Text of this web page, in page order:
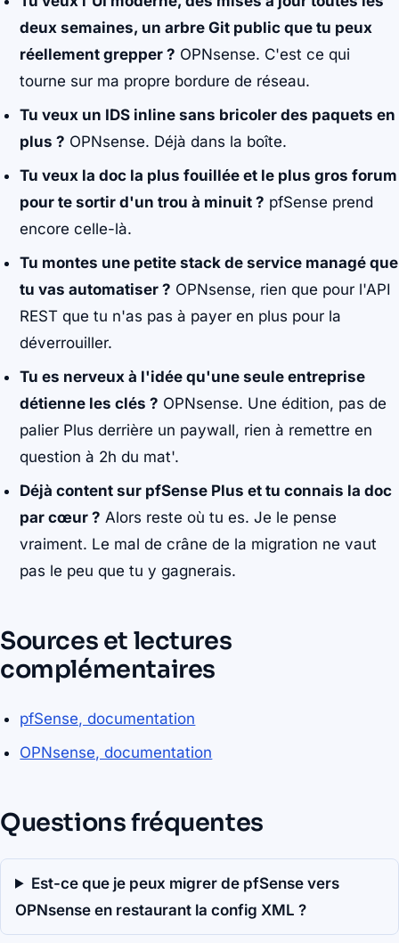
deux semaines, un arbre Git public que tu peux
réellement grepper ? OPNsense. C'est ce qui
tourne sur ma propre bordure de réseau.
Tu veux un IDS inline sans bricoler des paquets en
plus ? OPNsense. Déjà dans la boîte.
Tu veux la doc la plus fouillée et le plus gros forum
pour te sortir d'un trou à minuit ? pfSense prend
encore celle-là.
Tu montes une petite stack de service managé que
tu vas automatiser ? OPNsense, rien que pour l'API
REST que tu n'as pas à payer en plus pour la
déverrouiller.
Tu es nerveux à l'idée qu'une seule entreprise
détienne les clés ? OPNsense. Une édition, pas de
palier Plus derrière un paywall, rien à remettre en
question à 2h du mat'.
Déjà content sur pfSense Plus et tu connais la doc
par cœur ? Alors reste où tu es. Je le pense
vraiment. Le mal de crâne de la migration ne vaut
pas le peu que tu y gagnerais.
Sources et lectures
complémentaires
pfSense, documentation
OPNsense, documentation
Questions fréquentes
Est-ce que je peux migrer de pfSense vers
OPNsense en restaurant la config XML ?